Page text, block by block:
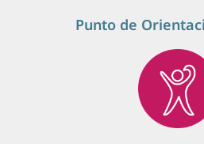
Punto de